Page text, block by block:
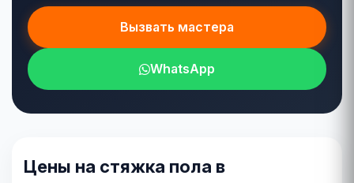
Вызвать мастера
WhatsApp
Цены на стяжка пола в